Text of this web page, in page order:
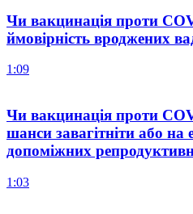
Чи вакцинація проти
ймовірність вроджених
1:09
Чи вакцинація проти
шанси завагітніти або на
допоміжних
1:03